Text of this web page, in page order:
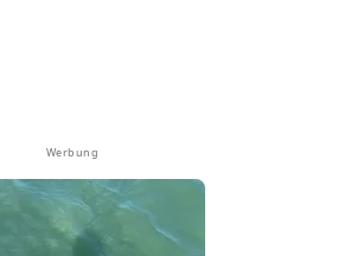
Werbung